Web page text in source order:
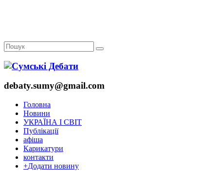
debaty.sumy@gmail.com
Головна
Новини
УКРАЇНА І СВІТ
Публікації
афіша
Карикатури
контакти
+Додати новину